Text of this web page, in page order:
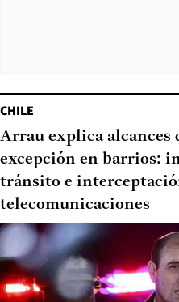
CHILE
Arrau explica alcances
excepción en barrios:
tránsito e
telecomunicaciones